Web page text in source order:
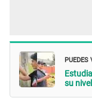
PUEDES
su